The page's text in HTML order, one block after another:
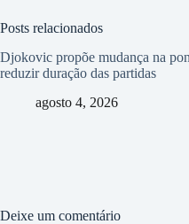
Posts relacionados
Djokovic propõe mudança na
reduzir duração das partidas
agosto 4, 2026
Deixe um comentário